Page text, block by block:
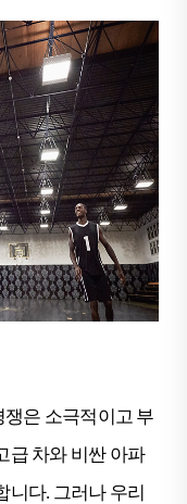
쟁은 소극적이고 부
급 차와 비싼 아파
니다. 그러나 우리